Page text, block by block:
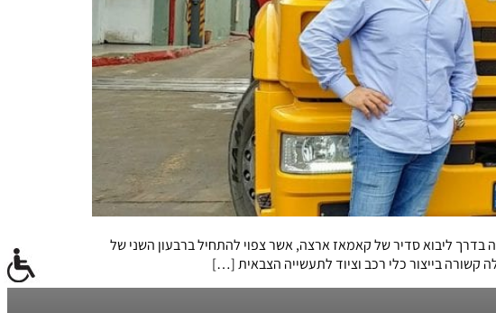
ליבוא סדיר של קאמאז ארצה, אשר צפוי להתחיל ברבעון השני של
בייצור כלי רכב וציוד לתעשייה הצבאית […]